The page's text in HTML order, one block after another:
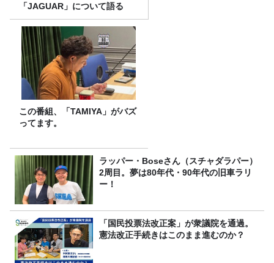
「JAGUAR」について語る
この番組、「TAMIYA」がバズ
ってます。
ラッパー・Boseさん（スチャダラパー）
2周目。夢は80年代・90年代の旧車ラリ
ー！
「国民投票法改正案」が衆議院を通過。
憲法改正手続きはこのまま進むのか？